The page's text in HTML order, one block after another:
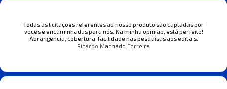
Todas as licitações referentes ao nosso produto são captadas por
vocês e encaminhadas para nós. Na minha opinião, está perfeito!
Abrangência, cobertura, facilidade nas pesquisas aos editais.
Ricardo Machado Ferreira